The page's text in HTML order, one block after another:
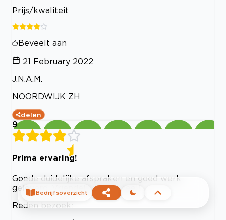
Prijs/kwaliteit
Beveelt aan
21 February 2022
J.N.A.M.
NOORDWIJK ZH
delen
9
Prima ervaring!
Goede duidelijke afspraken en goed werk
geleverd. Vriendelijk personeel!
Reden bezoek:
Bedrijfsoverzicht